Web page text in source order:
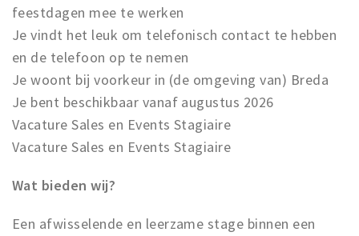
feestdagen mee te werken
Je vindt het leuk om telefonisch contact te hebben
en de telefoon op te nemen
Je woont bij voorkeur in (de omgeving van) Breda
Je bent beschikbaar vanaf augustus 2026
Vacature Sales en Events Stagiaire
Vacature Sales en Events Stagiaire
Wat bieden wij?
Een afwisselende en leerzame stage binnen een